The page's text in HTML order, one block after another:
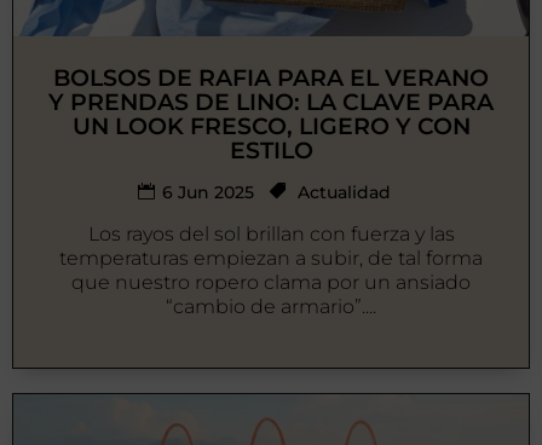
BOLSOS DE RAFIA PARA EL VERANO
Y PRENDAS DE LINO: LA CLAVE PARA
UN LOOK FRESCO, LIGERO Y CON
ESTILO
6 Jun 2025 Actualidad
Los rayos del sol brillan con fuerza y las
temperaturas empiezan a subir, de tal forma
que nuestro ropero clama por un ansiado
“cambio de armario”....